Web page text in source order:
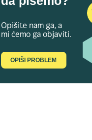
Opišite nam ga, a
mi ćemo ga objaviti.
OPIŠI PROBLEM